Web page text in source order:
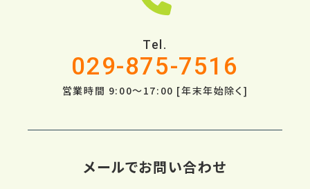
Tel.
029-875-7516
営業時間 9:00～17:00 [年末年始除く]
メールでお問い合わせ